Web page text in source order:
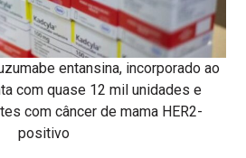
entansina, incorporado ao
com quase 12 mil unidades e
com câncer de mama HER2-
positivo